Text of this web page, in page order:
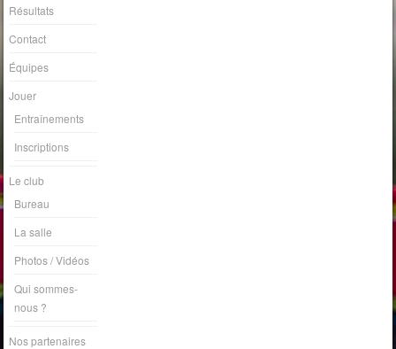
Résultats
Contact
Équipes
Jouer
Entraînements
Inscriptions
Le club
Bureau
La salle
Photos / Vidéos
Qui sommes-
nous ?
Nos partenaires